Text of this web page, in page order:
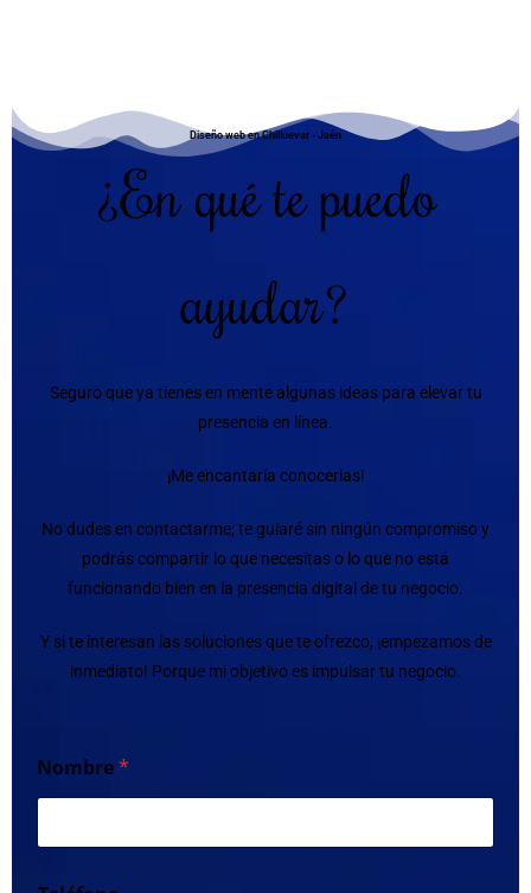
Diseño web en Chilluevar - Jaén
¿En qué te puedo
ayudar?
Seguro que ya tienes en mente algunas ideas para elevar tu
presencia en línea.
¡Me encantaría conocerlas!
No dudes en contactarme; te guiaré sin ningún compromiso y
podrás compartir lo que necesitas o lo que no está
funcionando bien en la presencia digital de tu negocio.
Y si te interesan las soluciones que te ofrezco, ¡empezamos de
inmediato! Porque mi objetivo es impulsar tu negocio.
Nombre*